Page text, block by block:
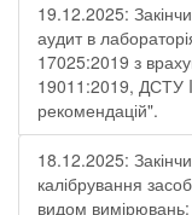
19.12.2025:
аудит в
17025:2019 з
19011:2019, ДСТУ
рекомендацій".
18.12.2025:
калібрування
видом